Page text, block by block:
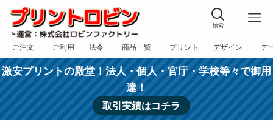
検索
ご注文
フォーム
ご利用
規約
法令
表記
商品一覧
カテゴリー
プリント
方法
デザイン
依頼
デ
入
激安プリントの殿堂！法人・個人・官庁・学校等々で御用
達！
取引実績はコチラ